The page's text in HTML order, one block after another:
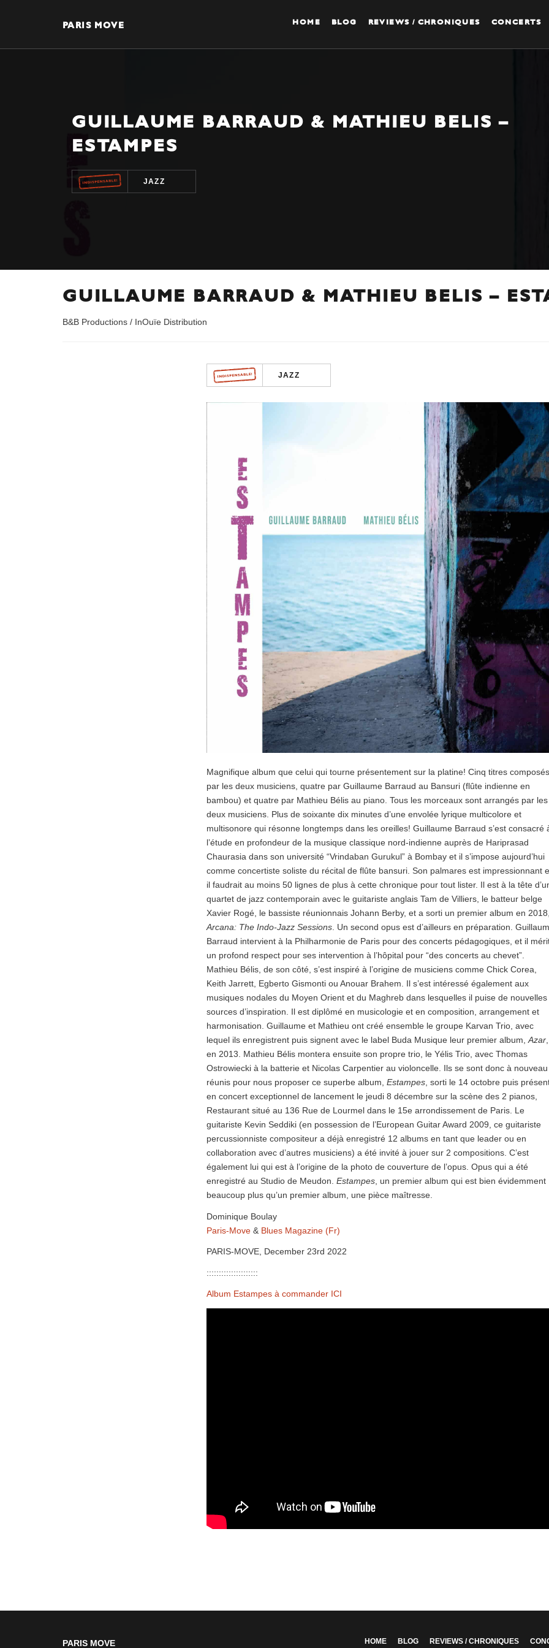
PARIS MOVE HOME BLOG REVIEWS / CHRONIQUES CONCERTS
GUILLAUME BARRAUD & MATHIEU BELIS –
ESTAMPES
JAZZ
GUILLAUME BARRAUD & MATHIEU BELIS –
B&B Productions / InOuïe Distribution
JAZZ
Magnifique album que celui qui tourne présentement sur la platine! Cinq titres composés
par les deux musiciens, quatre par Guillaume Barraud au Bansuri (flûte indienne en
bambou) et quatre par Mathieu Bélis au piano. Tous les morceaux sont arrangés par les
deux musiciens. Plus de soixante dix minutes d’une envolée lyrique multicolore et
multisonore qui résonne longtemps dans les oreilles! Guillaume Barraud s’est consacré
l’étude en profondeur de la musique classique nord-indienne auprès de Hariprasad
Chaurasia dans son université “Vrindaban Gurukul” à Bombay et il s’impose aujourd’hui
comme concertiste soliste du récital de flûte bansuri. Son palmares est impressionnant
il faudrait au moins 50 lignes de plus à cette chronique pour tout lister. Il est à la tête
quartet de jazz contemporain avec le guitariste anglais Tam de Villiers, le batteur belge
Xavier Rogé, le bassiste réunionnais Johann Berby, et a sorti un premier album en
Arcana: The Indo-Jazz Sessions . Un second opus est d’ailleurs en préparation.
Barraud intervient à la Philharmonie de Paris pour des concerts pédagogiques, et il
un profond respect pour ses intervention à l’hôpital pour “des concerts au chevet”.
Mathieu Bélis, de son côté, s’est inspiré à l’origine de musiciens comme Chick Corea,
Keith Jarrett, Egberto Gismonti ou Anouar Brahem. Il s’est intéressé également aux
musiques nodales du Moyen Orient et du Maghreb dans lesquelles il puise de nouvelles
sources d’inspiration. Il est diplômé en musicologie et en composition, arrangement et
harmonisation. Guillaume et Mathieu ont créé ensemble le groupe Karvan Trio, avec
lequel ils enregistrent puis signent avec le label Buda Musique leur premier album, Azar
en 2013. Mathieu Bélis montera ensuite son propre trio, le Yélis Trio, avec Thomas
Ostrowiecki à la batterie et Nicolas Carpentier au violoncelle. Ils se sont donc à nouveau
réunis pour nous proposer ce superbe album, Estampes , sorti le 14 octobre puis
en concert exceptionnel de lancement le jeudi 8 décembre sur la scène des 2 pianos,
Restaurant situé au 136 Rue de Lourmel dans le 15e arrondissement de Paris. Le
guitariste Kevin Seddiki (en possession de l’European Guitar Award 2009, ce guitariste
percussionniste compositeur a déjà enregistré 12 albums en tant que leader ou en
collaboration avec d’autres musiciens) a été invité à jouer sur 2 compositions. C’est
également lui qui est à l’origine de la photo de couverture de l’opus. Opus qui a été
enregistré au Studio de Meudon. Estampes , un premier album qui est bien évidemment
beaucoup plus qu’un premier album, une pièce maîtresse.
Dominique Boulay
Paris-Move & Blues Magazine (Fr)
PARIS-MOVE, December 23rd 2022
:::::::::::::::::::::
Album Estampes à commander ICI
PARIS MOVE HOME BLOG REVIEWS / CHRONIQUES